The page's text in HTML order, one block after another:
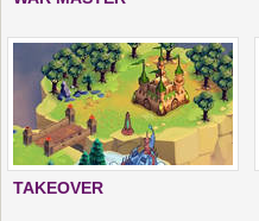
TAKEOVER